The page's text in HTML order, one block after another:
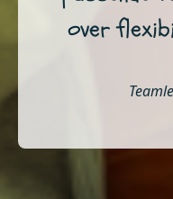
over